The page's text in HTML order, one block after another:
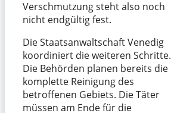
Verschmutzung steht also noch
nicht endgültig fest.
Die Staatsanwaltschaft Venedig
koordiniert die weiteren Schritte.
Die Behörden planen bereits die
komplette Reinigung des
betroffenen Gebiets. Die Täter
müssen am Ende für die